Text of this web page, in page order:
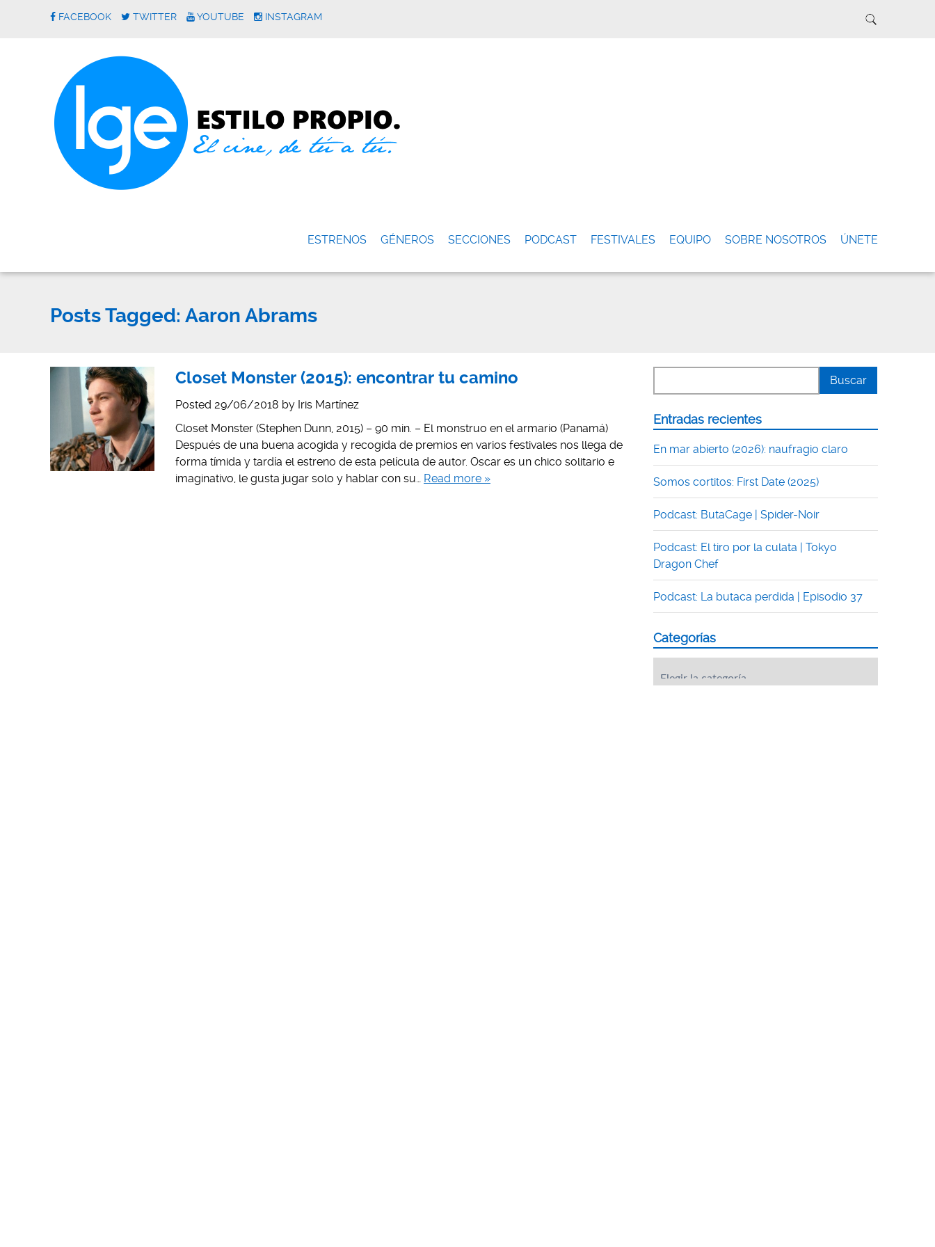
FACEBOOK TWITTER YOUTUBE INSTAGRAM
ESTRENOS GÉNEROS SECCIONES PODCAST FESTIVALES EQUIPO SOBRE NOSOTROS ÚNETE
Posts Tagged: Aaron Abrams
Closet Monster (2015): encontrar tu camino
Posted 29/06/2018 by Iris Martínez
Closet Monster (Stephen Dunn, 2015) – 90 min. – El monstruo en el armario (Panamá)
Después de una buena acogida y recogida de premios en varios festivales nos llega de
forma tímida y tardía el estreno de esta película de autor. Oscar es un chico solitario e
imaginativo, le gusta jugar solo y hablar con su… Read more »
Entradas recientes
En mar abierto (2026): naufragio claro
Somos cortitos: First Date (2025)
Podcast: ButaCage | Spider-Noir
Podcast: El tiro por la culata | Tokyo
Dragon Chef
Podcast: La butaca perdida | Episodio 37
Categorías